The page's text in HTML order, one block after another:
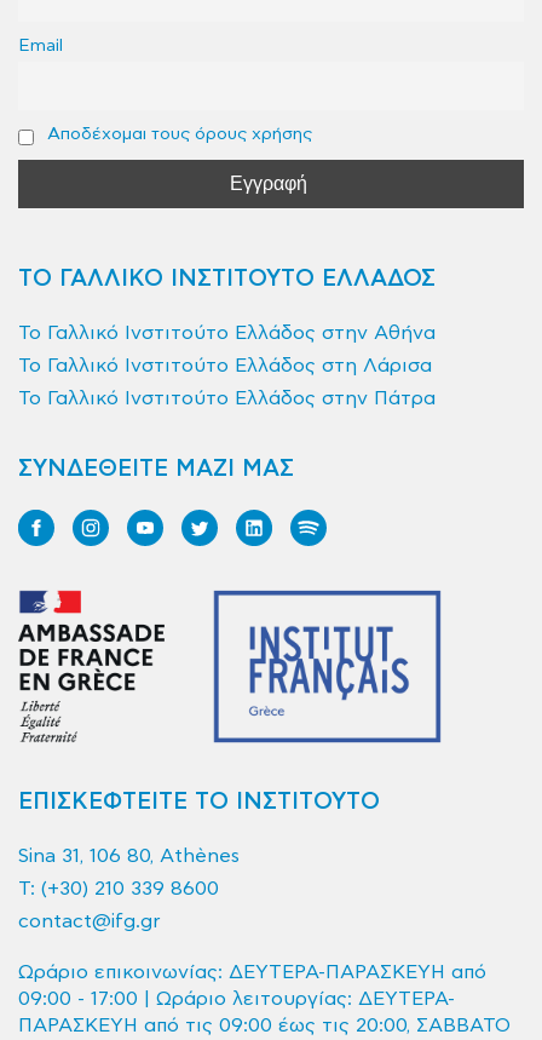
Email
Αποδέχομαι τους όρους χρήσης
ΤΟ ΓΑΛΛΙΚΟ ΙΝΣΤΙΤΟΥΤΟ ΕΛΛΑΔΟΣ
Το Γαλλικό Ινστιτούτο Ελλάδος στην Αθήνα
Το Γαλλικό Ινστιτούτο Ελλάδος στη Λάρισα
Το Γαλλικό Ινστιτούτο Ελλάδος στην Πάτρα
ΣΥΝΔΕΘΕΙΤΕ ΜΑΖΙ ΜΑΣ
ΕΠΙΣΚΕΦΤΕΙΤΕ ΤΟ ΙΝΣΤΙΤΟΥΤΟ
Sina 31, 106 80, Athènes
T: (+30) 210 339 8600
contact@ifg.gr
Ωράριο επικοινωνίας: ΔΕΥΤΕΡΑ-ΠΑΡΑΣΚΕΥΗ από
09:00 - 17:00 | Ωράριο λειτουργίας: ΔΕΥΤΕΡΑ-
ΠΑΡΑΣΚΕΥΗ από τις 09:00 έως τις 20:00, ΣΑΒΒΑΤΟ